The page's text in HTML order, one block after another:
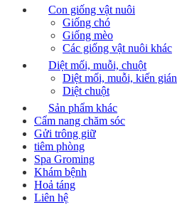
Con giống vật nuôi
Giống chó
Giống mèo
Các giống vật nuôi khác
Diệt mối, muỗi, chuột
Diệt mối, muỗi, kiến gián
Diệt chuột
Sản phẩm khác
Cẩm nang chăm sóc
Gửi trông giữ
tiêm phòng
Spa Groming
Khám bệnh
Hoả táng
Liên hệ